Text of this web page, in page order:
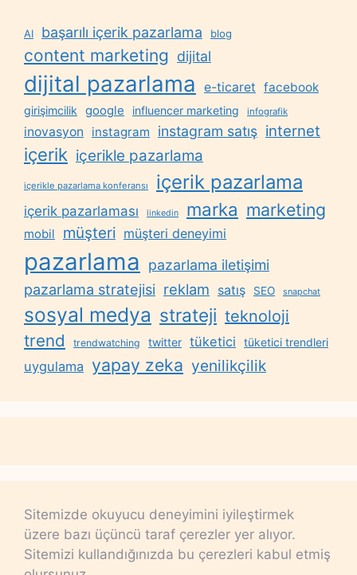
AI başarılı içerik pazarlama blog
content marketing dijital
dijital pazarlama e-ticaret facebook
girişimcilik google influencer marketing infografik
inovasyon instagram instagram satış internet
içerik içerikle pazarlama
içerikle pazarlama konferansı içerik pazarlama
içerik pazarlaması linkedin marka marketing
mobil müşteri müşteri deneyimi
pazarlama
pazarlama iletişimi
pazarlama stratejisi reklam satış SEO snapchat
sosyal medya strateji teknoloji
trend trendwatching twitter tüketici tüketici trendleri
uygulama yapay zeka yenilikçilik
Sitemizde okuyucu deneyimini iyileştirmek
üzere bazı üçüncü taraf çerezler yer alıyor.
Sitemizi kullandığınızda bu çerezleri kabul etmiş